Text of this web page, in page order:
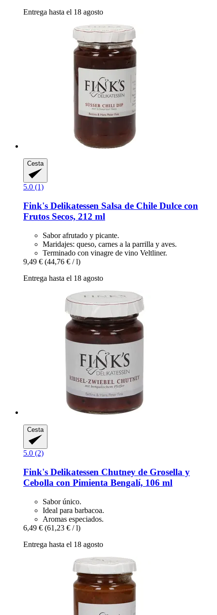
Entrega hasta el 18 agosto
Cesta
5.0 (1)
Fink's Delikatessen Salsa de Chile Dulce con
Frutos Secos, 212 ml
Sabor afrutado y picante.
Maridajes: queso, carnes a la parrilla y aves.
Terminado con vinagre de vino Veltliner.
9,49 € (44,76 € / l)
Entrega hasta el 18 agosto
Cesta
5.0 (2)
Fink's Delikatessen Chutney de Grosella y
Cebolla con Pimienta Bengalí, 106 ml
Sabor único.
Ideal para barbacoa.
Aromas especiados.
6,49 € (61,23 € / l)
Entrega hasta el 18 agosto